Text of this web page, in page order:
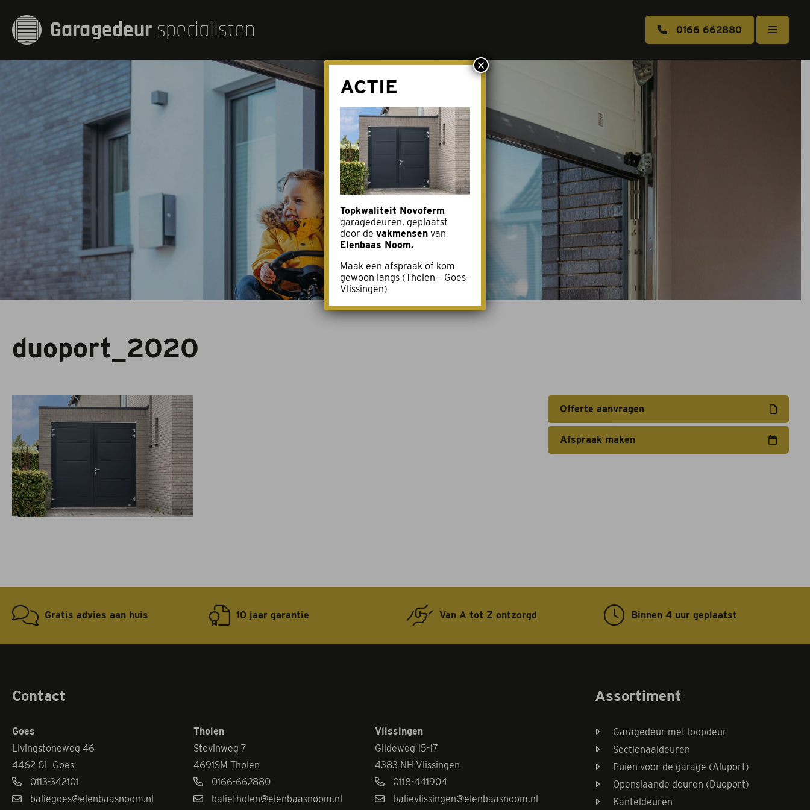
Garagedeur met loopdeur
Puien voor de garage (Aluport)
Openslaande deuren (Duoport)
Kanteldeuren
Over ons
Afspraak maken
Contact
0166 662880
duoport_2020
Offerte aanvragen
Afspraak maken
Gratis advies aan huis 10 jaar garantie Van A tot Z ontzorgd Binnen 4 uur geplaatst
Contact
Goes
Livingstoneweg 46
4462 GL Goes
0113-342101
baliegoes@elenbaasnoom.nl
Tholen
Stevinweg 7
4691SM Tholen
0166-662880
balietholen@elenbaasnoom.nl
Vlissingen
Gildeweg 15-17
4383 NH Vlissingen
0118-441904
balievlissingen@elenbaasnoom.nl
Assortiment
Garagedeur met loopdeur
Sectionaaldeuren
Puien voor de garage (Aluport)
Openslaande deuren (Duoport)
Kanteldeuren
ACTIE
Topkwaliteit Novoferm
garagedeuren, geplaatst
door de vakmensenvan
Elenbaas Noom.
Maak een afspraak of kom
gewoon langs (Tholen – Goes-
Vlissingen)
×